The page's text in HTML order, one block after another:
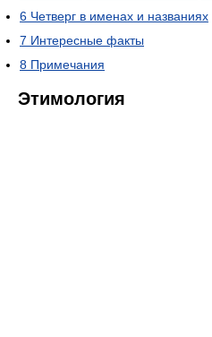
6 Четверг в именах и названиях
7 Интересные факты
8 Примечания
Этимология